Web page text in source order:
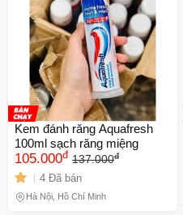
Kem đánh răng Aquafresh
100ml sạch răng miệng
105.000đ 137.000đ
4 Đã bán
Hà Nội, Hồ Chí Minh